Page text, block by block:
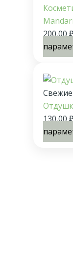
200,00₽
130,00₽